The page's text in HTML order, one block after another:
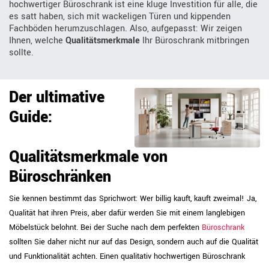
hochwertiger Büroschrank ist eine kluge Investition für alle, die
es satt haben, sich mit wackeligen Türen und kippenden
Fachböden herumzuschlagen. Also, aufgepasst: Wir zeigen
Ihnen, welche Qualitätsmerkmale Ihr Büroschrank mitbringen
sollte.
Der ultimative
Guide:
Qualitätsmerkmale von
Büroschränken
Sie kennen bestimmt das Sprichwort: Wer billig kauft, kauft zweimal! Ja,
Qualität hat ihren Preis, aber dafür werden Sie mit einem langlebigen
Möbelstück belohnt. Bei der Suche nach dem perfekten Büroschrank
sollten Sie daher nicht nur auf das Design, sondern auch auf die Qualität
und Funktionalität achten. Einen qualitativ hochwertigen Büroschrank